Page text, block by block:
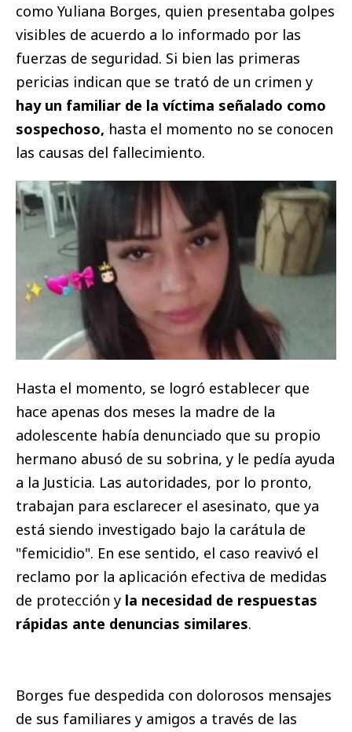
como Yuliana Borges, quien presentaba golpes
visibles de acuerdo a lo informado por las
fuerzas de seguridad. Si bien las primeras
pericias indican que se trató de un crimen y
hay un familiar de la víctima señalado como
sospechoso, hasta el momento no se conocen
las causas del fallecimiento.
Hasta el momento, se logró establecer que
hace apenas dos meses la madre de la
adolescente había denunciado que su propio
hermano abusó de su sobrina, y le pedía ayuda
a la Justicia. Las autoridades, por lo pronto,
trabajan para esclarecer el asesinato, que ya
está siendo investigado bajo la carátula de
"femicidio". En ese sentido, el caso reavivó el
reclamo por la aplicación efectiva de medidas
de protección y la necesidad de respuestas
rápidas ante denuncias similares.
Borges fue despedida con dolorosos mensajes
de sus familiares y amigos a través de las